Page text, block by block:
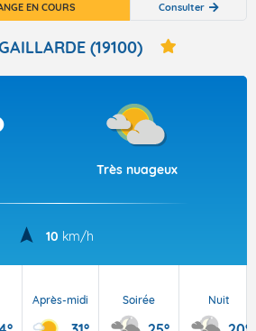
Articles
EN COURS Consulter
(19100)
Très nuageux
10 km/h
Après-midi Soirée Nuit